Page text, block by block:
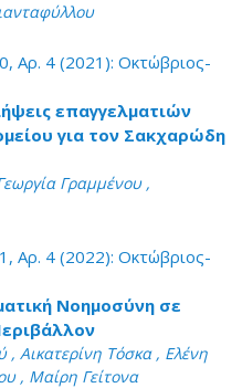
Αρ. 4 (2021): Οκτώβριος-
επαγγελματιών
για τον Σακχαρώδη
Γραμμένου ,
Αρ. 4 (2022): Οκτώβριος-
Νοημοσύνη σε
Αικατερίνη Τόσκα , Ελένη
, Mαίρη Γείτονα